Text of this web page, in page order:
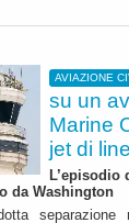
AVIAZIONE
su un
Marine
jet di
L’episodio
da Washington
separazione